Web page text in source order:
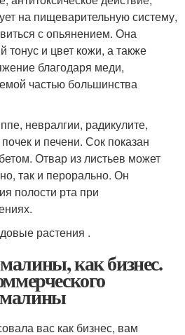
на пищеварительную систему,
с опьянением. Она
тонус и цвет кожи, а также
благодаря меди,
частью большинства
невралгии, радикулите,
и печени. Сок показан
Отвар из листьев может
так и перорально. Он
полости рта при
растения .
как бизнес.
вас как бизнес, вам